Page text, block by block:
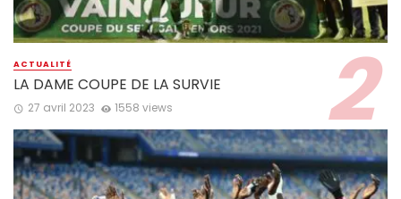
ACTUALITÉ
LA DAME COUPE DE LA SURVIE
27 avril 2023 1558 views